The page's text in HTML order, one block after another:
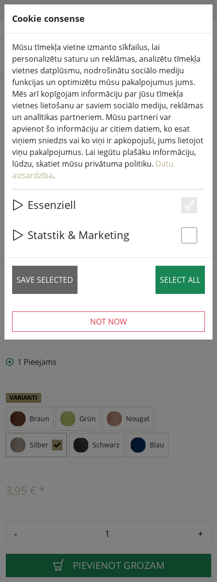
Meklēt produktus
Home Virtuve un pārtika Virtuves piederumi
Zone placemat plastmasas pinums
sudraba krāsā
1 Pieejams
VARIANTI
Braun Grün Nougat
Silber Schwarz Blau
3,95 € *
- +
PIEVIENOT GROZAM
Cookie consense
Mūsu tīmekļa vietne izmanto sīkfailus, lai
personalizētu saturu un reklāmas, analizētu tīmekļa
vietnes datplūsmu, nodrošinātu sociālo mediju
funkcijas un optimizētu mūsu pakalpojumus jums.
Mēs arī kopīgojam informāciju par jūsu tīmekļa
vietnes lietošanu ar saviem sociālo mediju, reklāmas
un analītikas partneriem. Mūsu partneri var
apvienot šo informāciju ar citiem datiem, ko esat
viņiem sniedzis vai ko viņi ir apkopojuši, jums lietojot
viņu pakalpojumus. Lai iegūtu plašāku informāciju,
lūdzu, skatiet mūsu privātuma politiku. Datu
aizsardzība.
Essenziell
Statstik & Marketing
SAVE SELECTED SELECT ALL
NOT NOW